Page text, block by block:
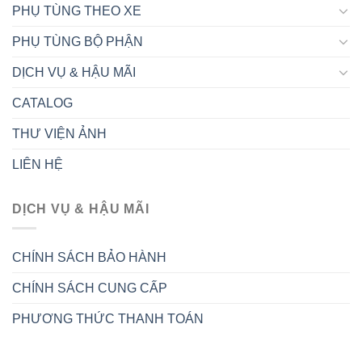
PHỤ TÙNG THEO XE
PHỤ TÙNG BỘ PHẬN
DỊCH VỤ & HẬU MÃI
CATALOG
THƯ VIỆN ẢNH
LIÊN HỆ
DỊCH VỤ & HẬU MÃI
CHÍNH SÁCH BẢO HÀNH
CHÍNH SÁCH CUNG CẤP
PHƯƠNG THỨC THANH TOÁN